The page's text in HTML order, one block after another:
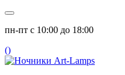
пн-пт с 10:00 до 18:00
()